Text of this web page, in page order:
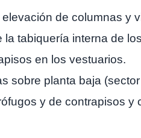
de columnas
la tabiquería interna de
en los vestuarios.
sobre planta baja
y de contrapisos